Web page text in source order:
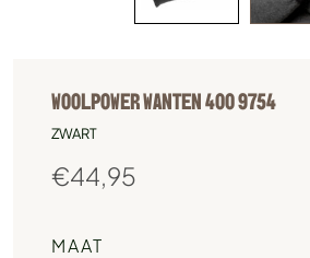
WOOLPOWER WANTEN 400 9754
ZWART
€44,95
MAAT